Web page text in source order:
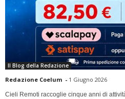
Il Blog della Redazione
Redazione Coelum - 1 Giugno 2026
Cieli Remoti raccoglie cinque anni di